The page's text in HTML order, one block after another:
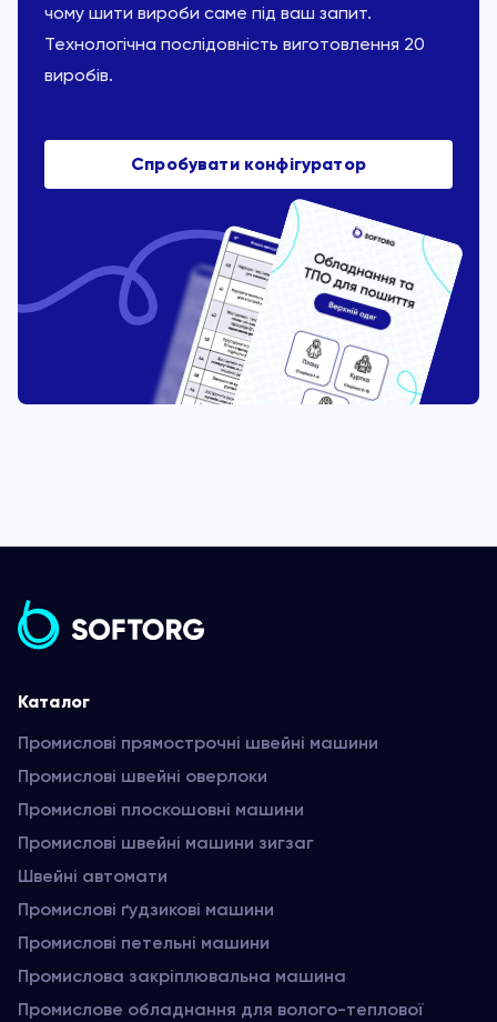
чому шити вироби саме під ваш запит.
Технологічна послідовність виготовлення 20
виробів.
Спробувати конфігуратор
Каталог
Промислові прямострочні швейні машини
Промислові швейні оверлоки
Промислові плоскошовні машини
Промислові швейні машини зигзаг
Швейні автомати
Промислові ґудзикові машини
Промислові петельні машини
Промислова закріплювальна машина
Промислове обладнання для волого-теплової